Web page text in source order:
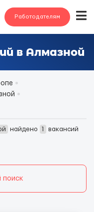
Работодателям
в Алмазной
найдено 1
вакансий